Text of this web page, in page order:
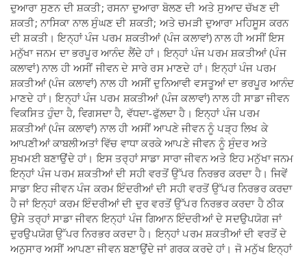
ਦੁਆਰਾ ਸੁਣਨ ਦੀ ਸ਼ਕਤੀ; ਰਸਨਾ ਦੁਆਰਾ ਬੋਲਣ ਦੀ ਅਤੇ ਸੁਆਦ ਚੱਖਣ ਦੀ
ਸ਼ਕਤੀ; ਨਾਸਿਕਾ ਨਾਲ ਸੁੰਘਣ ਦੀ ਸ਼ਕਤੀ; ਅਤੇ ਚਮੜੀ ਦੁਆਰਾ ਮਹਿਸੂਸ ਕਰਨ
ਦੀ ਸ਼ਕਤੀ। ਇਨ੍ਹਾਂ ਪੰਜ ਪਰਮ ਸ਼ਕਤੀਆਂ (ਪੰਜ ਕਲਾਵਾਂ) ਨਾਲ ਹੀ ਅਸੀਂ ਇਸ
ਮਨੁੱਖਾ ਜਨਮ ਦਾ ਭਰਪੂਰ ਆਨੰਦ ਲੈਂਦੇ ਹਾਂ। ਇਨ੍ਹਾਂ ਪੰਜ ਪਰਮ ਸ਼ਕਤੀਆਂ (ਪੰਜ
ਕਲਾਵਾਂ) ਨਾਲ ਹੀ ਅਸੀਂ ਜੀਵਨ ਦੇ ਸਾਰੇ ਰਸ ਮਾਣਦੇ ਹਾਂ। ਇਨ੍ਹਾਂ ਪੰਜ ਪਰਮ
ਸ਼ਕਤੀਆਂ (ਪੰਜ ਕਲਾਵਾਂ) ਨਾਲ ਹੀ ਅਸੀਂ ਦੁਨਿਆਵੀ ਵਸਤੂਆਂ ਦਾ ਭਰਪੂਰ ਆਨੰਦ
ਮਾਣਦੇ ਹਾਂ। ਇਨ੍ਹਾਂ ਪੰਜ ਪਰਮ ਸ਼ਕਤੀਆਂ (ਪੰਜ ਕਲਾਵਾਂ) ਨਾਲ ਹੀ ਸਾਡਾ ਜੀਵਨ
ਵਿਕਸਿਤ ਹੁੰਦਾ ਹੈ, ਵਿਗਸਦਾ ਹੈ, ਵੱਧਦਾ-ਫੁੱਲਦਾ ਹੈ। ਇਨ੍ਹਾਂ ਪੰਜ ਪਰਮ
ਸ਼ਕਤੀਆਂ (ਪੰਜ ਕਲਾਵਾਂ) ਨਾਲ ਹੀ ਅਸੀਂ ਆਪਣੇ ਜੀਵਨ ਨੂੰ ਪੜ੍ਹ ਲਿਖ ਕੇ
ਆਪਣੀਆਂ ਕਾਬਲੀਅਤਾਂ ਵਿੱਚ ਵਾਧਾ ਕਰਕੇ ਆਪਣੇ ਜੀਵਨ ਨੂੰ ਸੁੰਦਰ ਅਤੇ
ਸੁਖਮਈ ਬਣਾਉਂਦੇ ਹਾਂ। ਇਸ ਤਰ੍ਹਾਂ ਸਾਡਾ ਸਾਰਾ ਜੀਵਨ ਅਤੇ ਇਹ ਮਨੁੱਖਾ ਜਨਮ
ਇਨ੍ਹਾਂ ਪੰਜ ਪਰਮ ਸ਼ਕਤੀਆਂ ਦੀ ਸਹੀ ਵਰਤੋਂ ਉੱਪਰ ਨਿਰਭਰ ਕਰਦਾ ਹੈ। ਜਿਵੇਂ
ਸਾਡਾ ਇਹ ਜੀਵਨ ਪੰਜ ਕਰਮ ਇੰਦਰੀਆਂ ਦੀ ਸਹੀ ਵਰਤੋਂ ਉੱਪਰ ਨਿਰਭਰ ਕਰਦਾ
ਹੈ ਜਾਂ ਇਨ੍ਹਾਂ ਕਰਮ ਇੰਦਰੀਆਂ ਦੀ ਦੁਰ ਵਰਤੋਂ ਉੱਪਰ ਨਿਰਭਰ ਕਰਦਾ ਹੈ ਠੀਕ
ਉਸੇ ਤਰ੍ਹਾਂ ਸਾਡਾ ਜੀਵਨ ਇਨ੍ਹਾਂ ਪੰਜ ਗਿਆਨ ਇੰਦਰੀਆਂ ਦੇ ਸਦਉਪਯੋਗ ਜਾਂ
ਦੁਰਉਪਯੋਗ ਉੱਪਰ ਨਿਰਭਰ ਕਰਦਾ ਹੈ। ਇਨ੍ਹਾਂ ਪਰਮ ਸ਼ਕਤੀਆਂ ਦੀ ਵਰਤੋਂ ਦੇ
ਅਨੁਸਾਰ ਅਸੀਂ ਆਪਣਾ ਜੀਵਨ ਬਣਾਉਂਦੇ ਜਾਂ ਗਰਕ ਕਰਦੇ ਹਾਂ। ਜੋ ਮਨੁੱਖ ਇਨ੍ਹਾਂ